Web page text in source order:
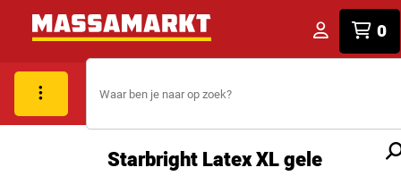
0
Starbright Latex XL gele